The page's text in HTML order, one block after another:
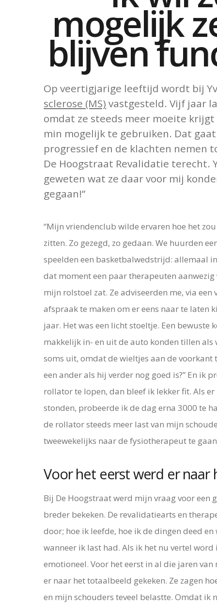
mogelijk
blijven
Op veertigjarige leeftijd wordt bij
sclerose (MS) vastgesteld. Vijf jaar
omdat ze steeds meer moeite
min mogelijk te gebruiken. Dat
progressief en de klachten nemen
De Hoogstraat Revalidatie terecht.
geweten wat ze daar voor mij
gegaan!”
“Mijn vriendenclub wilde ervaren hoe het
zitten. Zo gezegd, zo gedaan. We huurden
speelden een basketbalwedstrijd: allemaal
dat moment een paar therapeuten
mijn rolstoel zat. Ze adviseerden me, via
afspraak te maken om er eens naar te laten
jaar. Het was een licht stoeltje. Een bewuste
makkelijk in- en uit de auto konden tillen als
soms uit, omdat de wieltjes aan de voorkant
een ander als hij verder nog goed is?” En ik
rollator te lopen, dan bleef ik lekker fit. Als
stonden, probeerde ik de dag erna 3000 te
de rollator steeds meer last van mijn
tweewekelijks naar de fysiotherapeut te
Voor het eerst werd er
Bij De Hoogstraat werd mijn vraag voor een
breder bekeken. De revalidatiearts en
door; hoe ik leefde, hoe ik de dingen deed en
wanneer ik last had. Als ik het nu vertel word
emotioneel. Voor het eerst in al die jaren van
er naar het totaalbeeld gekeken. Ze zagen
en mijn schouders teveel belastte. Omdat ik